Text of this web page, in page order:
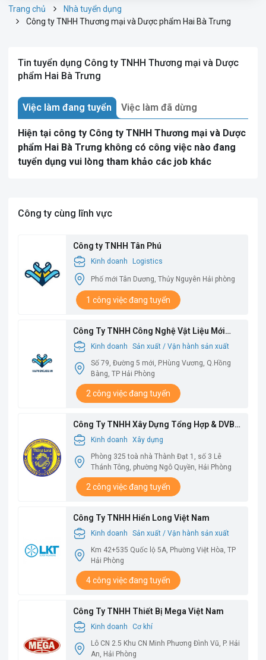
Trang chủ
Nhà tuyển dụng
Công ty TNHH Thương mại và Dược phẩm Hai Bà Trưng
Tin tuyển dụng Công ty TNHH Thương mại và Dược
phẩm Hai Bà Trưng
Việc làm đang tuyển Việc làm đã dừng
Hiện tại công ty Công ty TNHH Thương mại và Dược
phẩm Hai Bà Trưng không có công việc nào đang
tuyển dụng vui lòng tham khảo các job khác
Công ty cùng lĩnh vực
Công ty TNHH Tân Phú
Kinh doanh Logistics
Phố mới Tân Dương, Thủy Nguyên Hải phòng
1 công việc đang tuyển
Công Ty TNHH Công Nghệ Vật Liệu Mới
Babysbreath
Kinh doanh
Sản xuất / Vận hành sản xuất
Số 79, Đường 5 mới, P.Hùng Vương, Q.Hồng
Bàng, TP Hải Phòng
2 công việc đang tuyển
Công Ty TNHH Xây Dựng Tổng Hợp & DVBV
Thăng Long
Kinh doanh
Xây dựng
Phòng 325 toà nhà Thành Đạt 1, số 3 Lê
Thánh Tông, phường Ngô Quyền, Hải Phòng
2 công việc đang tuyển
Công Ty TNHH Hiển Long Việt Nam
Kinh doanh
Sản xuất / Vận hành sản xuất
Km 42+535 Quốc lộ 5A, Phường Việt Hòa, TP
Hải Phòng
4 công việc đang tuyển
Công Ty TNHH Thiết Bị Mega Việt Nam
Kinh doanh
Cơ khí
Lô CN 2.5 Khu CN Minh Phương Đình Vũ, P. Hải
An, Hải Phòng